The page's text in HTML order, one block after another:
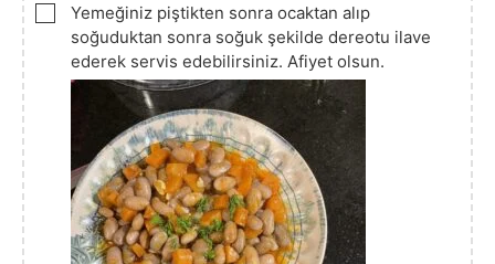
▢
Yemeğiniz piştikten sonra ocaktan alıp
soğuduktan sonra soğuk şekilde dereotu ilave
ederek servis edebilirsiniz. Afiyet olsun.